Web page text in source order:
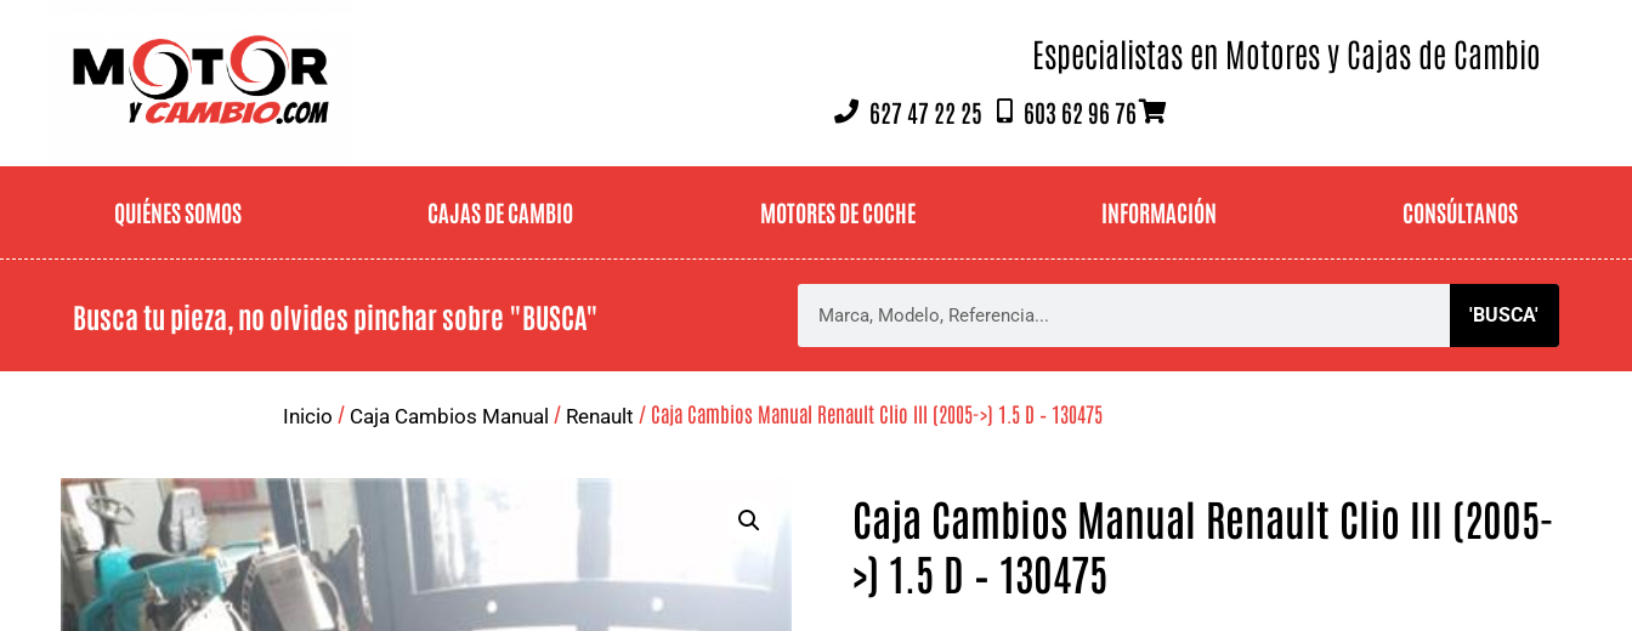
Especialistas en Motores y Cajas de Cambio
627 47 22 25 603 62 96 76
QUIÉNES SOMOS CAJAS DE CAMBIO MOTORES DE COCHE INFORMACIÓN CONSÚLTANOS
Busca tu pieza, no olvides pinchar sobre "BUSCA" 'BUSCA'
Inicio / Caja Cambios Manual / Renault / Caja Cambios Manual Renault Clio III (2005->) 1.5 D – 130475
Caja Cambios Manual Renault Clio III (2005-
>) 1.5 D – 130475